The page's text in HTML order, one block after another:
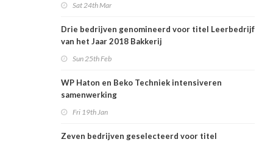
Sat 24th Mar
Drie bedrijven genomineerd voor titel Leerbedrijf
van het Jaar 2018 Bakkerij
Sun 25th Feb
WP Haton en Beko Techniek intensiveren
samenwerking
Fri 19th Jan
Zeven bedrijven geselecteerd voor titel